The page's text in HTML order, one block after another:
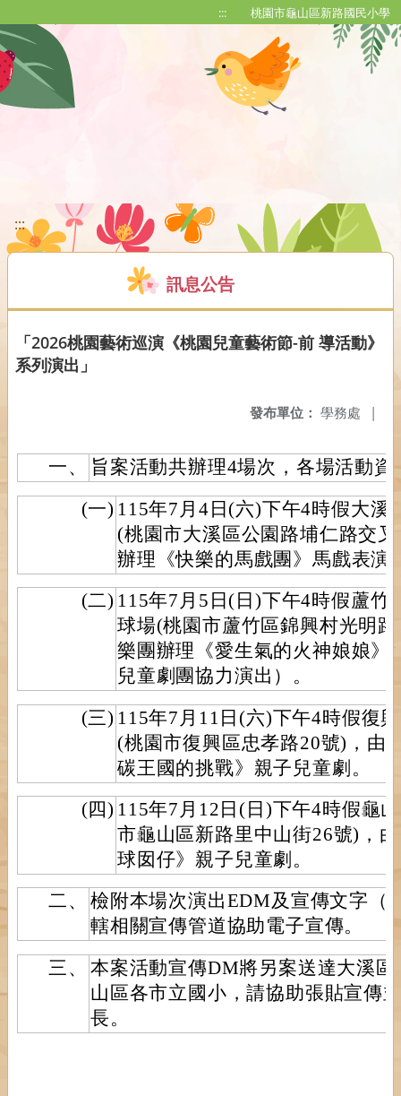
::: 桃園市龜山區新路國民小學
:::
訊息公告
「2026桃園藝術巡演《桃園兒童藝術節-前 導活動》
系列演出」
發布單位： 學務處 |
一、
旨案活動共辦理4場次，各場活動資
(一) 115年7月4日(六)下午4時假大溪
(桃園市大溪區公園路埔仁路交
辦理《快樂的馬戲團》馬戲表演
(二) 115年7月5日(日)下午4時假蘆竹
球場(桃園市蘆竹區錦興村光明
樂團辦理《愛生氣的火神娘娘》
兒童劇團協力演出）。
(三) 115年7月11日(六)下午4時假復
(桃園市復興區忠孝路20號)，由
碳王國的挑戰》親子兒童劇。
(四) 115年7月12日(日)下午4時假龜
市龜山區新路里中山街26號)，
球囡仔》親子兒童劇。
二、
檢附本場次演出EDM及宣傳文字（
轄相關宣傳管道協助電子宣傳。
三、
本案活動宣傳DM將另案送達大溪
山區各市立國小，請協助張貼宣傳
長。